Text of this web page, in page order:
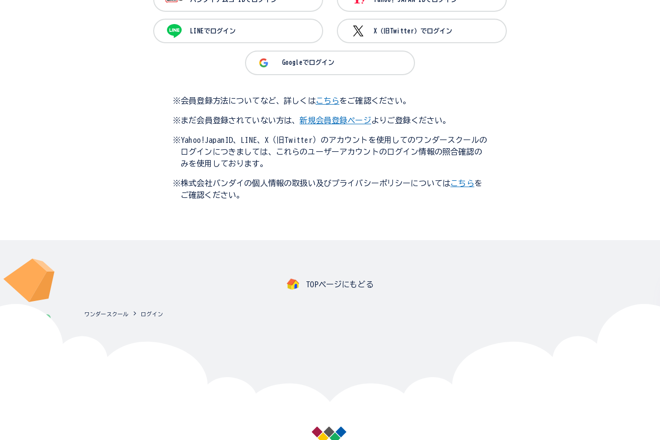
LINEでログイン X（旧Twitter）でログイン
Googleでログイン
※会員登録方法についてなど、詳しくはこちらをご確認ください。
※まだ会員登録されていない方は、新規会員登録ページよりご登録ください。
※Yahoo!JapanID、LINE、X（旧Twitter）のアカウントを使用してのワンダースクールの
ログインにつきましては、これらのユーザーアカウントのログイン情報の照合確認の
みを使用しております。
※株式会社バンダイの個人情報の取扱い及びプライバシーポリシーについてはこちらを
ご確認ください。
TOPページにもどる
ワンダースクール ログイン